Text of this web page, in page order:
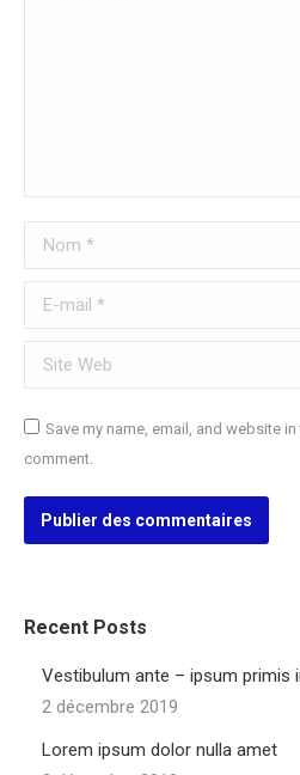
Nom *
E-mail *
Site Web
Save my name, email, and website
comment.
Publier des commentaires
Recent Posts
Vestibulum ante – ipsum primis
2 décembre 2019
Lorem ipsum dolor nulla amet